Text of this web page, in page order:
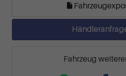
Fahrzeug